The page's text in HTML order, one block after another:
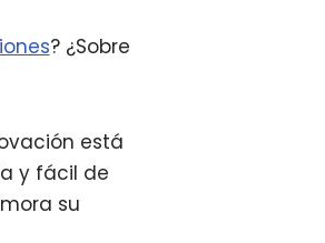
? ¿Sobre
está
y fácil de
su